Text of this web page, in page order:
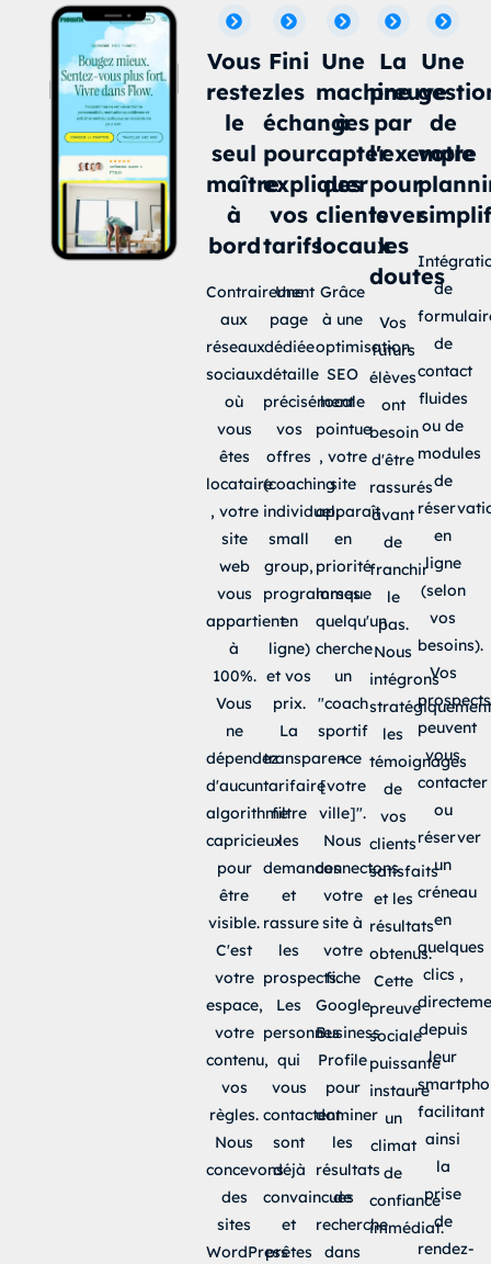
Vous
restez
le
seul
maître
à
bord
Contrairement
aux
réseaux
sociaux
où
vous
êtes
locataire
, votre
site
web
vous
appartient
à
100%.
Vous
ne
dépendez
d'aucun
algorithme
capricieux
pour
être
visible.
C'est
votre
espace,
votre
contenu,
vos
règles.
Nous
concevons
des
sites
WordPress
Fini
les
échanges
pour
expliquer
vos
tarifs
Une
page
dédiée
détaille
précisément
vos
offres
(coaching
individuel,
small
group,
programmes
en
ligne)
et vos
prix.
La
transparence
tarifaire
filtre
les
demandes
et
rassure
les
prospects.
Les
personnes
qui
vous
contactent
sont
déjà
convaincues
et
prêtes
Une
machine
à
capter
des
clients
locaux
Grâce
à une
optimisation
SEO
locale
pointue
, votre
site
apparaît
en
priorité
lorsque
quelqu'un
cherche
un
"coach
sportif
+
[votre
ville]".
Nous
connectons
votre
site à
votre
fiche
Google
Business
Profile
pour
dominer
les
résultats
de
recherche
dans
La
preuve
par
l'exemple
pour
lever
les
doutes
Vos
futurs
élèves
ont
besoin
d'être
rassurés
avant
de
franchir
le
pas.
Nous
intégrons
les
témoignages
de
vos
clients
satisfaits
et les
résultats
obtenus.
Cette
preuve
sociale
puissante
instaure
un
climat
de
confiance
immédiat.
Une
de
votre
de
de
contact
fluides
ou de
modules
de
en
ligne
(selon
vos
besoins).
Vos
prospects
peuvent
vous
contacter
ou
réserver
un
créneau
en
quelques
clics ,
depuis
leur
facilitant
ainsi
la
prise
de
rendez-